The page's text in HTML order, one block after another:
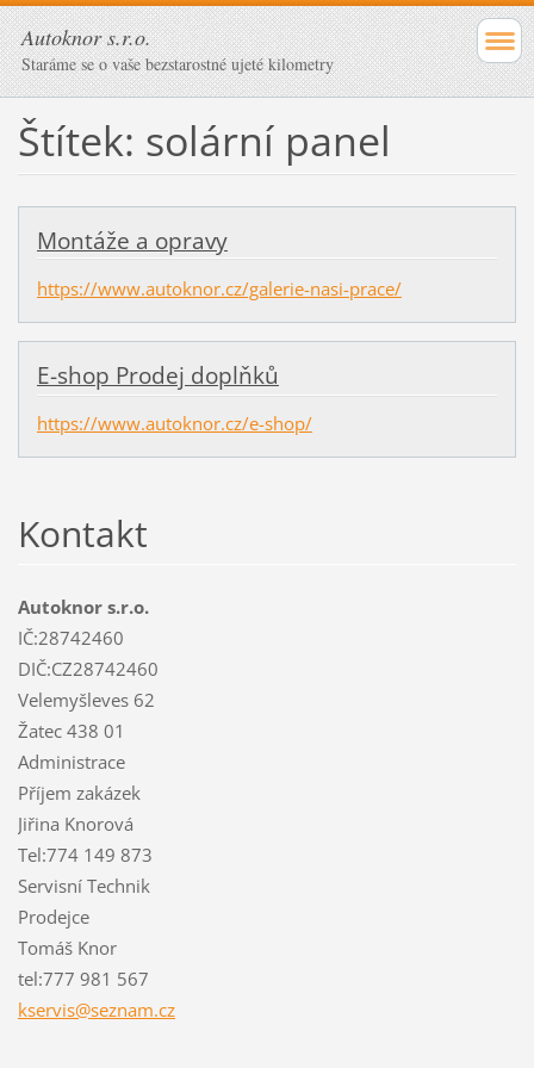
Autoknor s.r.o.
Staráme se o vaše bezstarostné ujeté kilometry
Štítek: solární panel
Montáže a opravy
https://www.autoknor.cz/galerie-nasi-prace/
E-shop Prodej doplňků
https://www.autoknor.cz/e-shop/
Kontakt
Autoknor s.r.o.
IČ:28742460
DIČ:CZ28742460
Velemyšleves 62
Žatec 438 01
Administrace
Příjem zakázek
Jiřina Knorová
Tel:774 149 873
Servisní Technik
Prodejce
Tomáš Knor
tel:777 981 567
kservis@seznam.cz